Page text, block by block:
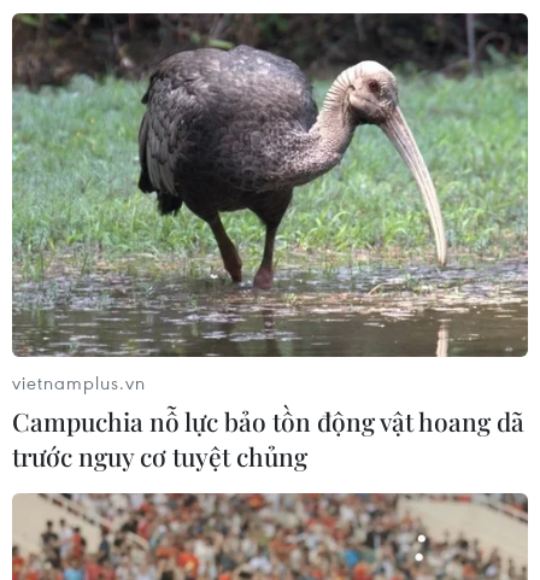
Mắt xích lỏng lẻo trong quan hệ Australia-
New Zealand
06/05/2021 06:44
Mặc dù New Zealand và Australia là bạn bè thân thiết
và đều là thành viên của Liên minh tình báo Five Eyes,
nhưng hai nước này không phải lúc nào cũng có chung
quan điểm khi đề cập đến Trung Quốc.
vietnamplus.vn
Campuchia nỗ lực bảo tồn động vật hoang dã
trước nguy cơ tuyệt chủng